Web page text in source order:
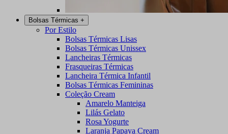
Bolsas Térmicas +
Por Estilo
Bolsas Térmicas Lisas
Bolsas Térmicas Unissex
Lancheiras Térmicas
Frasqueiras Térmicas
Lancheira Térmica Infantil
Bolsas Térmicas Femininas
Coleção Cream
Amarelo Manteiga
Lilás Gelato
Rosa Yogurte
Laranja Papaya Cream